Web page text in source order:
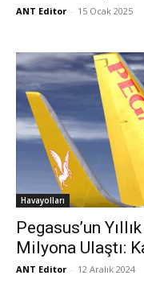
ANT Editor - 15 Ocak 2025
Havayolları
Pegasus’un
Milyona Ulaştı:
ANT Editor - 12 Aralık 2024